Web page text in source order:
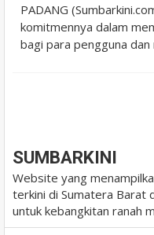
PADANG
komitmennya dalam
bagi para pengguna
SUMBARKINI
Website yang
terkini di Sumatera Barat
untuk kebangkitan ranah